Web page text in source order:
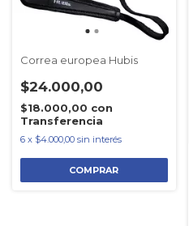
Correa europea Hubis
$24.000,00
$18.000,00 con
Transferencia
6 x $4.000,00 sin interés